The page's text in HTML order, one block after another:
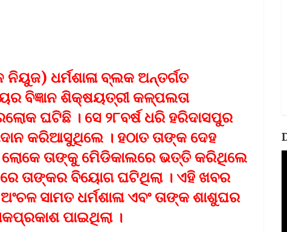
ନିୟୁଜ) ଧର୍ମଶାଳା ବ୍ଲକ ଅନ୍ତର୍ଗତ
ବିଜ୍ଞାନ ଶିକ୍ଷୟତ୍ରୀ କଳ୍ପଲତା
ଘଟିଛି । ସେ ୨୮ବର୍ଷ ଧରି ହରିଦାସପୁର
କରିଆସୁଥିଲେ । ହଠାତ ତାଙ୍କ ଦେହ
ତାଙ୍କୁ ମେିଡିକାଲରେ ଭତ୍ତି କରିଥିଲେ
ତାଙ୍କର ବିୟୋଗ ଘଟିଥିଲା । ଏହି ଖବର
ସାମତ ଧର୍ମଶାଳା ଏବଂ ତାଙ୍କ ଶାଶୁଘର
ପାଇଥିଲା ।